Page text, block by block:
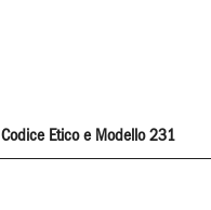
Codice Etico e Modello 231